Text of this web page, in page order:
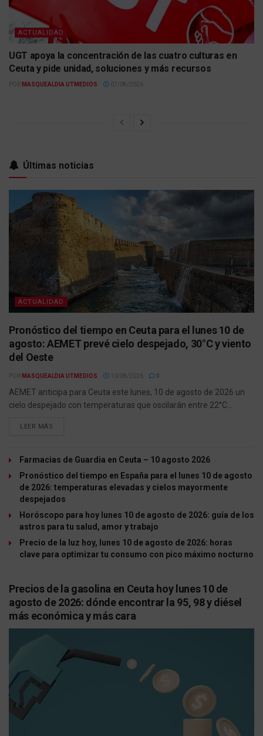
ACTUALIDAD
UGT apoya la concentración de las cuatro culturas en
Ceuta y pide unidad, soluciones y más recursos
POR MASQUEALDIA UTMEDIOS 07/08/2026
Últimas noticias
ACTUALIDAD
Pronóstico del tiempo en Ceuta para el lunes 10 de
agosto: AEMET prevé cielo despejado, 30°C y viento
del Oeste
POR MASQUEALDIA UTMEDIOS 10/08/2026
AEMET anticipa para Ceuta este lunes, 10 de agosto de 2026 un
cielo despejado con temperaturas que oscilarán entre 22°C...
LEER MÁS
Farmacias de Guardia en Ceuta – 10 agosto 2026
Pronóstico del tiempo en España para el lunes 10 de agosto
de 2026: temperaturas elevadas y cielos mayormente
despejados
Horóscopo para hoy lunes 10 de agosto de 2026: guía de los
astros para tu salud, amor y trabajo
Precio de la luz hoy, lunes 10 de agosto de 2026: horas
clave para optimizar tu consumo con pico máximo nocturno
Precios de la gasolina en Ceuta hoy lunes 10 de
agosto de 2026: dónde encontrar la 95, 98 y diésel
más económica y más cara